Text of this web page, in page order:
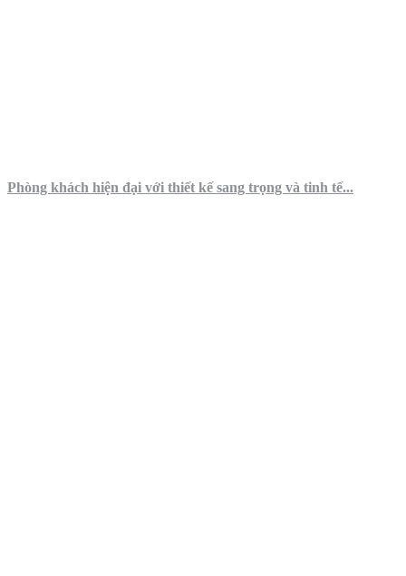
Phòng khách hiện đại với thiết kế sang trọng và tinh tế...